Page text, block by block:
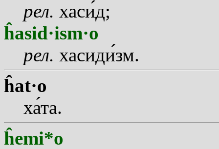
рел. хасид;
ĥasid·ism·o
рел. хасидизм.
ĥat·o
хата.
ĥemi*o